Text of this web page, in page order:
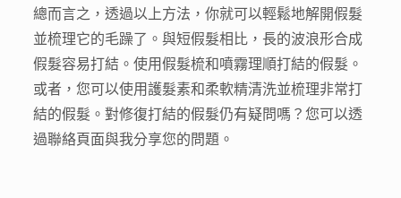
總而言之，透過以上方法，你就可以輕鬆地解開假髮
並梳理它的毛躁了。與短假髮相比，長的波浪形合成
假髮容易打結。使用假髮梳和噴霧理順打結的假髮。
或者，您可以使用護髮素和柔軟精清洗並梳理非常打
結的假髮。對修復打結的假髮仍有疑問嗎？您可以透
過聯絡頁面與我分享您的問題。